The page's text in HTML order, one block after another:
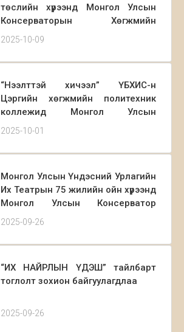
төслийн хүрээнд Монгол Улсын
Консерваторын Хөгжмийн
зохиомжийн ангийн оюутнууд
Хөгжим, Театрын Их Сургуулийн
оюутнуудын уран бүтээлийн
тоглолтод Та бүхнийг урьж байна.
ХСЗУТ
2025-10-09
“Нээлттэй хичээл” ҮБХИС-н
Цэргийн хөгжмийн политехник
коллежид Монгол Улсын
Консерваторын Тромбон
оюутнуудын хамт ҮБХИС-ийн
“Нээлттэй хичээл”-ийг 2025.09.30
өдөр орлоо.
2025-10-01
Монгол Улсын Үндэсний Урлагийн
Их Театрын 75 жилийн ойн хүрээнд
Монгол Улсын Консерватор
хамтран “Их Найрлын Үдэш”
хичээлийг зохион байгуулах гэж
2025-09-26
“ИХ НАЙРЛЫН ҮДЭШ” тайлбарт
тоглолт зохион байгуулагдлаа
2025-09-26